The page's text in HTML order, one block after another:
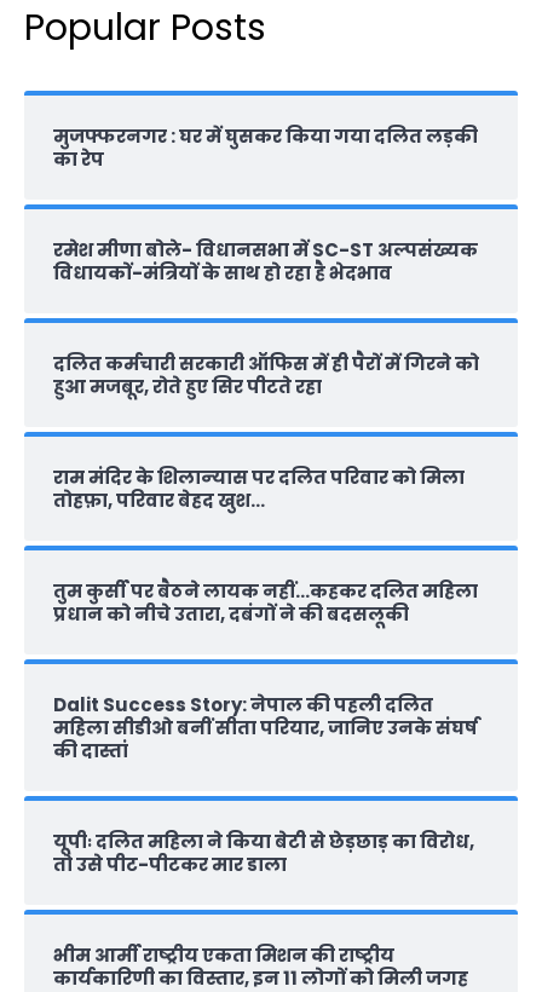
Popular Posts
मुजफ्फरनगर : घर में घुसकर किया गया दलित लड़की
का रेप
रमेश मीणा बोले- विधानसभा में SC-ST अल्पसंख्यक
विधायकों-मंत्रियों के साथ हो रहा है भेदभाव
दलित कर्मचारी सरकारी ऑफ‍िस में ही पैरों में गिरने को
हुआ मजबूर, रोते हुए सिर पीटते रहा
राम मंदिर के शिलान्‍यास पर दलित परिवार को मिला
तोहफ़ा, परिवार बेहद खुश…
तुम कुर्सी पर बैठने लायक नहीं…कहकर दलित महिला
प्रधान को नीचे उतारा, दबंगों ने की बदसलूकी
Dalit Success Story: नेपाल की पहली दलित
महिला सीडीओ बनीं सीता परियार, जानिए उनके संघर्ष
की दास्‍तां
यूपीः दलित महिला ने किया बेटी से छेड़छाड़ का विरोध,
तो उसे पीट-पीटकर मार डाला
भीम आर्मी राष्‍ट्रीय एकता मिशन की राष्‍ट्रीय
कार्यकारिणी का विस्तार, इन 11 लोगों को मिली जगह